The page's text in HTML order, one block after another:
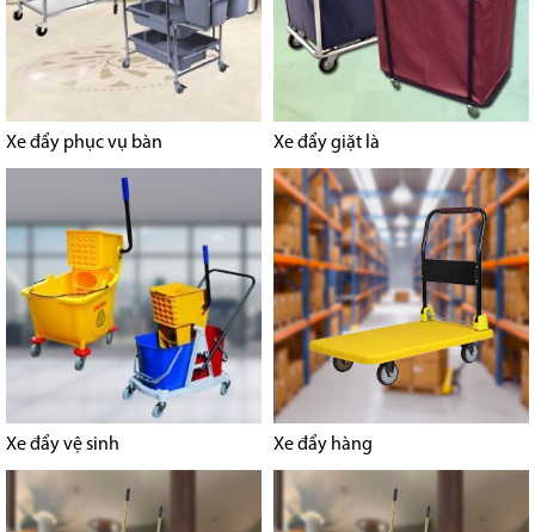
Xe đẩy phục vụ bàn Xe đẩy giặt là
Xe đẩy vệ sinh Xe đẩy hàng